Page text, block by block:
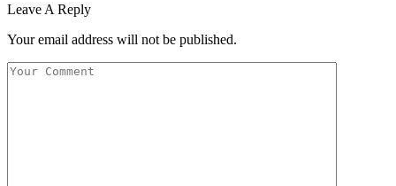
Leave A Reply
Your email address will not be published.